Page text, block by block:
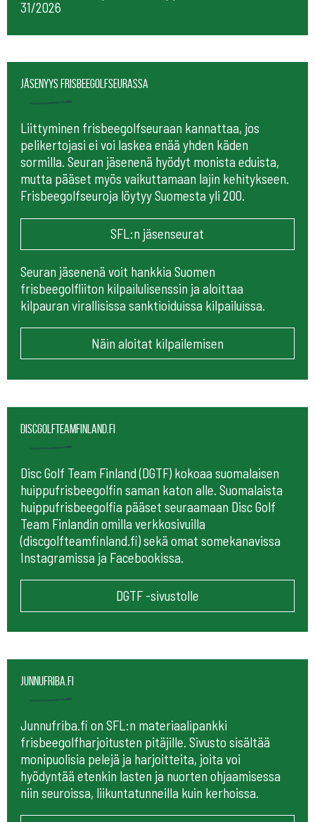
31/2026
Jäsenyys frisbeegolfseurassa
Liittyminen frisbeegolfseuraan kannattaa, jos
pelikertojasi ei voi laskea enää yhden käden
sormilla. Seuran jäsenenä hyödyt monista eduista,
mutta pääset myös vaikuttamaan lajin kehitykseen.
Frisbeegolfseuroja löytyy Suomesta yli 200.
SFL:n jäsenseurat
Seuran jäsenenä voit hankkia Suomen
frisbeegolfliiton kilpailulisenssin ja aloittaa
kilpauran virallisissa sanktioiduissa kilpailuissa.
Näin aloitat kilpailemisen
Discgolfteamfinland.fi
Disc Golf Team Finland (DGTF) kokoaa suomalaisen
huippufrisbeegolfin saman katon alle. Suomalaista
huippufrisbeegolfia pääset seuraamaan Disc Golf
Team Finlandin omilla verkkosivuilla
(discgolfteamfinland.fi) sekä omat somekanavissa
Instagramissa ja Facebookissa.
DGTF -sivustolle
Junnufriba.fi
Junnufriba.fi on SFL:n materiaalipankki
frisbeegolfharjoitusten pitäjille. Sivusto sisältää
monipuolisia pelejä ja harjoitteita, joita voi
hyödyntää etenkin lasten ja nuorten ohjaamisessa
niin seuroissa, liikuntatunneilla kuin kerhoissa.